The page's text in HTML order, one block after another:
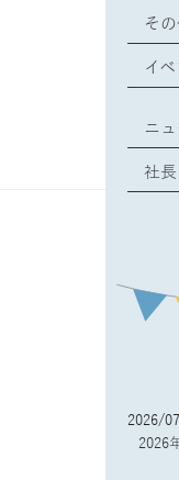
そ
イベ
ニ
社
2026/
2026